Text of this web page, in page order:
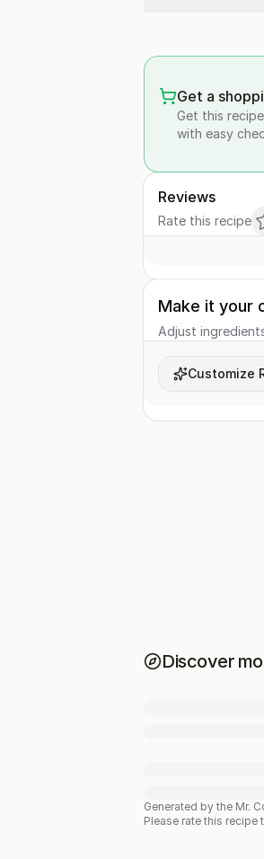
Get a
Get this
with easy
Reviews
Rate this recipe
Make it your
Adjust
Customize
Discover
Generated by the Mr.
Please rate this